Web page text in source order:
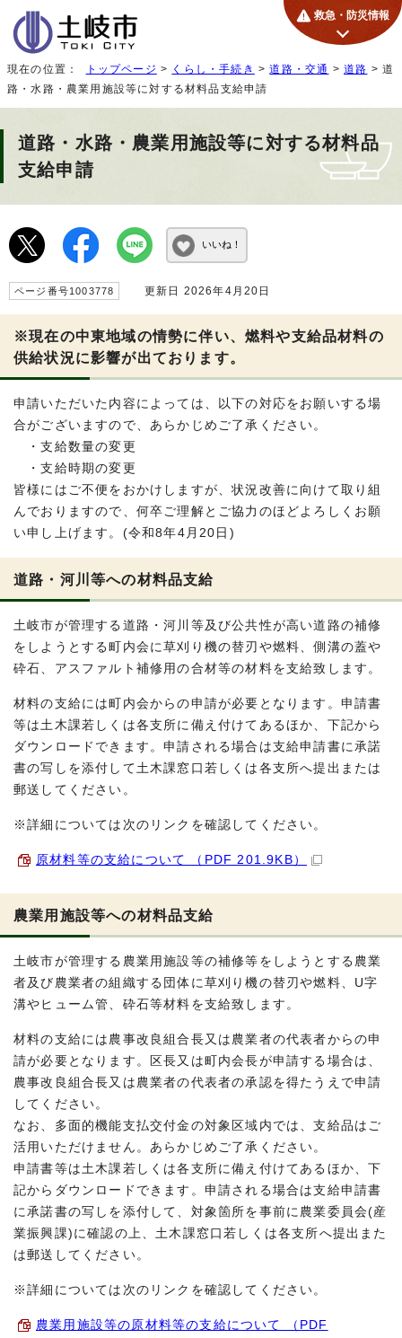
救急・防災情報
現在の位置： トップページ > くらし・手続き >道路・交通 >道路 > 道
路・水路・農業用施設等に対する材料品支給申請
道路・水路・農業用施設等に対する材料品
支給申請
いいね！
ページ番号1003778 更新日 2026年4月20日
※現在の中東地域の情勢に伴い、燃料や支給品材料の
供給状況に影響が出ております。
申請いただいた内容によっては、以下の対応をお願いする場
合がございますので、あらかじめご了承ください。
・支給数量の変更
・支給時期の変更
皆様にはご不便をおかけしますが、状況改善に向けて取り組
んでおりますので、何卒ご理解とご協力のほどよろしくお願
い申し上げます。(令和8年4月20日)
道路・河川等への材料品支給
土岐市が管理する道路・河川等及び公共性が高い道路の補修
をしようとする町内会に草刈り機の替刃や燃料、側溝の蓋や
砕石、アスファルト補修用の合材等の材料を支給致します。
材料の支給には町内会からの申請が必要となります。申請書
等は土木課若しくは各支所に備え付けてあるほか、下記から
ダウンロードできます。申請される場合は支給申請書に承諾
書の写しを添付して土木課窓口若しくは各支所へ提出または
郵送してください。
※詳細については次のリンクを確認してください。
原材料等の支給について （PDF 201.9KB）
農業用施設等への材料品支給
土岐市が管理する農業用施設等の補修等をしようとする農業
者及び農業者の組織する団体に草刈り機の替刃や燃料、U字
溝やヒューム管、砕石等材料を支給致します。
材料の支給には農事改良組合長又は農業者の代表者からの申
請が必要となります。区長又は町内会長が申請する場合は、
農事改良組合長又は農業者の代表者の承認を得たうえで申請
してください。
なお、多面的機能支払交付金の対象区域内では、支給品はご
活用いただけません。あらかじめご了承ください。
申請書等は土木課若しくは各支所に備え付けてあるほか、下
記からダウンロードできます。申請される場合は支給申請書
に承諾書の写しを添付して、対象箇所を事前に農業委員会(産
業振興課)に確認の上、土木課窓口若しくは各支所へ提出また
は郵送してください。
※詳細については次のリンクを確認してください。
農業用施設等の原材料等の支給について （PDF